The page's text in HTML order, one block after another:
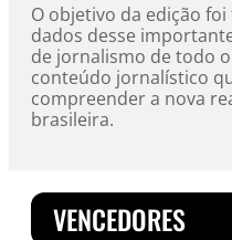
O objetivo da edição
dados desse
de jornalismo de todo
conteúdo jornalístico
compreender a nova
brasileira.
VENCEDORES